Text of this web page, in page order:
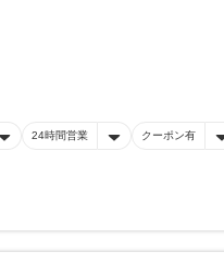
24時間営業 クーポン有